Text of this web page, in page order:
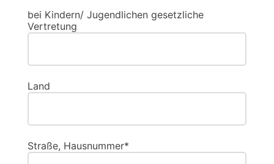
bei Kindern/ Jugendlichen gesetzliche
Vertretung
Land
Straße, Hausnummer*